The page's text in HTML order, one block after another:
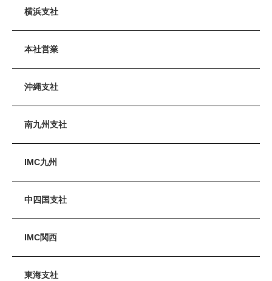
横浜支社
本社営業
沖縄支社
南九州支社
IMC九州
中四国支社
IMC関西
東海支社